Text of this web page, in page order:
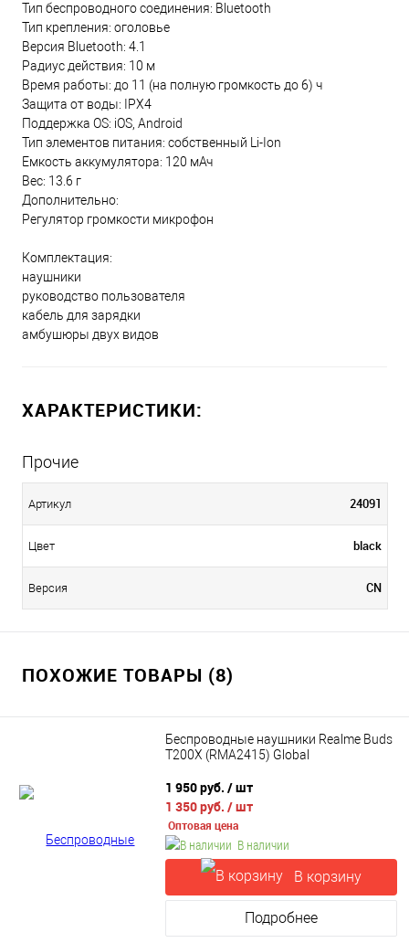
Тип беспроводного соединения: Bluetooth
Тип крепления: оголовье
Версия Bluetooth: 4.1
Радиус действия: 10 м
Время работы: до 11 (на полную громкость до 6) ч
Защита от воды: IPX4
Поддержка OS: iOS, Android
Тип элементов питания: собственный Li-Ion
Емкость аккумулятора: 120 мАч
Вес: 13.6 г
Дополнительно:
Регулятор громкости микрофон
Комплектация:
наушники
руководство пользователя
кабель для зарядки
амбушюры двух видов
ХАРАКТЕРИСТИКИ:
Прочие
Артикул 24091
Цвет black
Версия CN
ПОХОЖИЕ ТОВАРЫ (8)
Беспроводные наушники Realme Buds
T200X (RMA2415) Global
1 950 руб. / шт
1 350 руб. / шт
Оптовая цена
В наличии
В корзину
Подробнее